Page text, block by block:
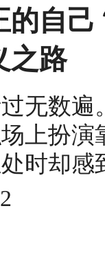
的自
之路
无数
上扮
时却